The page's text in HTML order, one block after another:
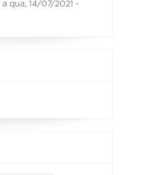
a qua, 14/07/2021 -